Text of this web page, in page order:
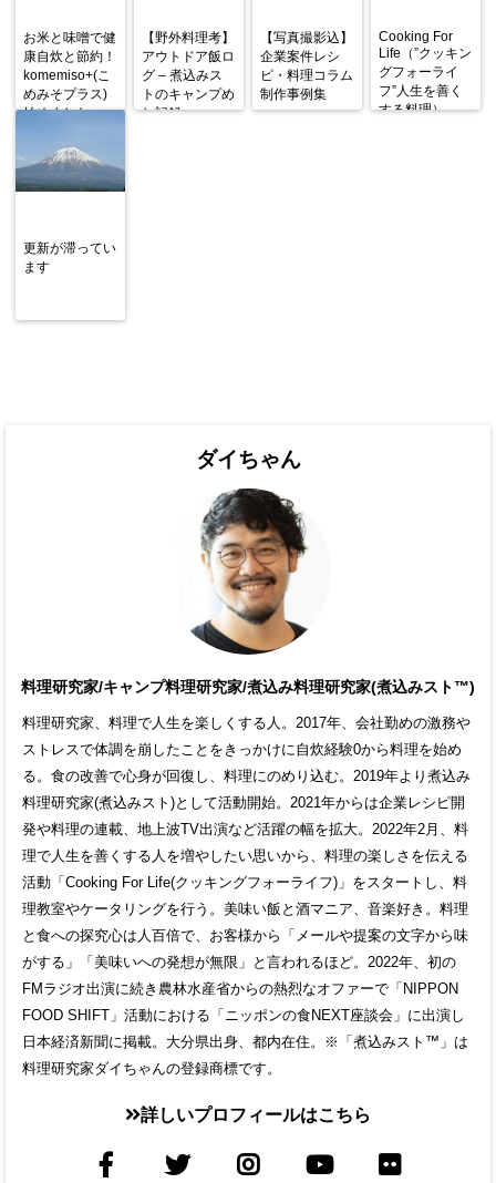
お米と味噌で健
康自炊と節約！
komemiso+(こ
めみそプラス)
始めました
【野外料理考】
アウトドア飯ロ
グ – 煮込みス
トのキャンプめ
し記録
【写真撮影込】
企業案件レシ
ピ・料理コラム
制作事例集
Cooking For
Life（”クッキン
グフォーライ
フ”人生を善く
する料理）
更新が滞ってい
ます
ダイちゃん
料理研究家/キャンプ料理研究家/煮込み料理研究家(煮込みスト™)
料理研究家、料理で人生を楽しくする人。2017年、会社勤めの激務や
ストレスで体調を崩したことをきっかけに自炊経験0から料理を始め
る。食の改善で心身が回復し、料理にのめり込む。2019年より煮込み
料理研究家(煮込みスト)として活動開始。2021年からは企業レシピ開
発や料理の連載、地上波TV出演など活躍の幅を拡大。2022年2月、料
理で人生を善くする人を増やしたい思いから、料理の楽しさを伝える
活動「Cooking For Life(クッキングフォーライフ)」をスタートし、料
理教室やケータリングを行う。美味い飯と酒マニア、音楽好き。料理
と食への探究心は人百倍で、お客様から「メールや提案の文字から味
がする」「美味いへの発想が無限」と言われるほど。2022年、初の
FMラジオ出演に続き農林水産省からの熱烈なオファーで「NIPPON
FOOD SHIFT」活動における「ニッポンの食NEXT座談会」に出演し
日本経済新聞に掲載。大分県出身、都内在住。※「煮込みスト™」は
料理研究家ダイちゃんの登録商標です。
詳しいプロフィールはこちら